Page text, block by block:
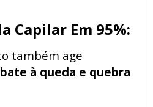
Capilar Em 95%:
também age
à queda e quebra